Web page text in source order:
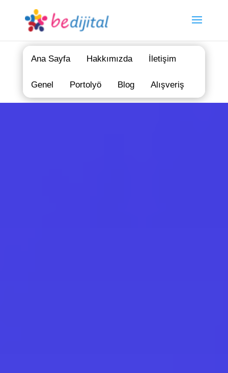
Ana Sayfa Hakkımızda İletişim
Genel Portolyö Blog Alışveriş